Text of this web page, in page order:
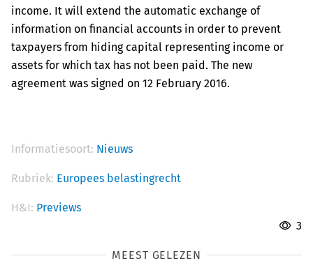
income. It will extend the automatic exchange of
information on financial accounts in order to prevent
taxpayers from hiding capital representing income or
assets for which tax has not been paid. The new
agreement was signed on 12 February 2016.
Informatiesoort: Nieuws
Rubriek: Europees belastingrecht
H&I: Previews
3
MEEST GELEZEN